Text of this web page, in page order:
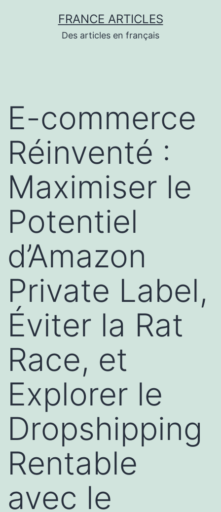
FRANCE ARTICLES
Des articles en français
E-commerce
Réinventé :
Maximiser le
Potentiel
d’Amazon
Private Label,
Éviter la Rat
Race, et
Explorer le
Dropshipping
Rentable
avec le